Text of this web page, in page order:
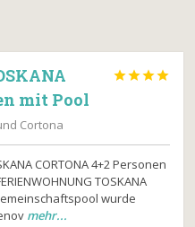
mit Pool

Cortona
CORTONA 4+2 Personen
TOSKANA
wurde
mehr...